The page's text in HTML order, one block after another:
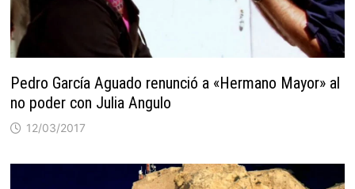
Pedro García Aguado renunció a «Hermano Mayor» al
no poder con Julia Angulo
12/03/2017